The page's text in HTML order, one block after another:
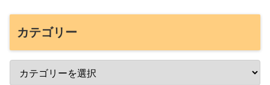
カテゴリー